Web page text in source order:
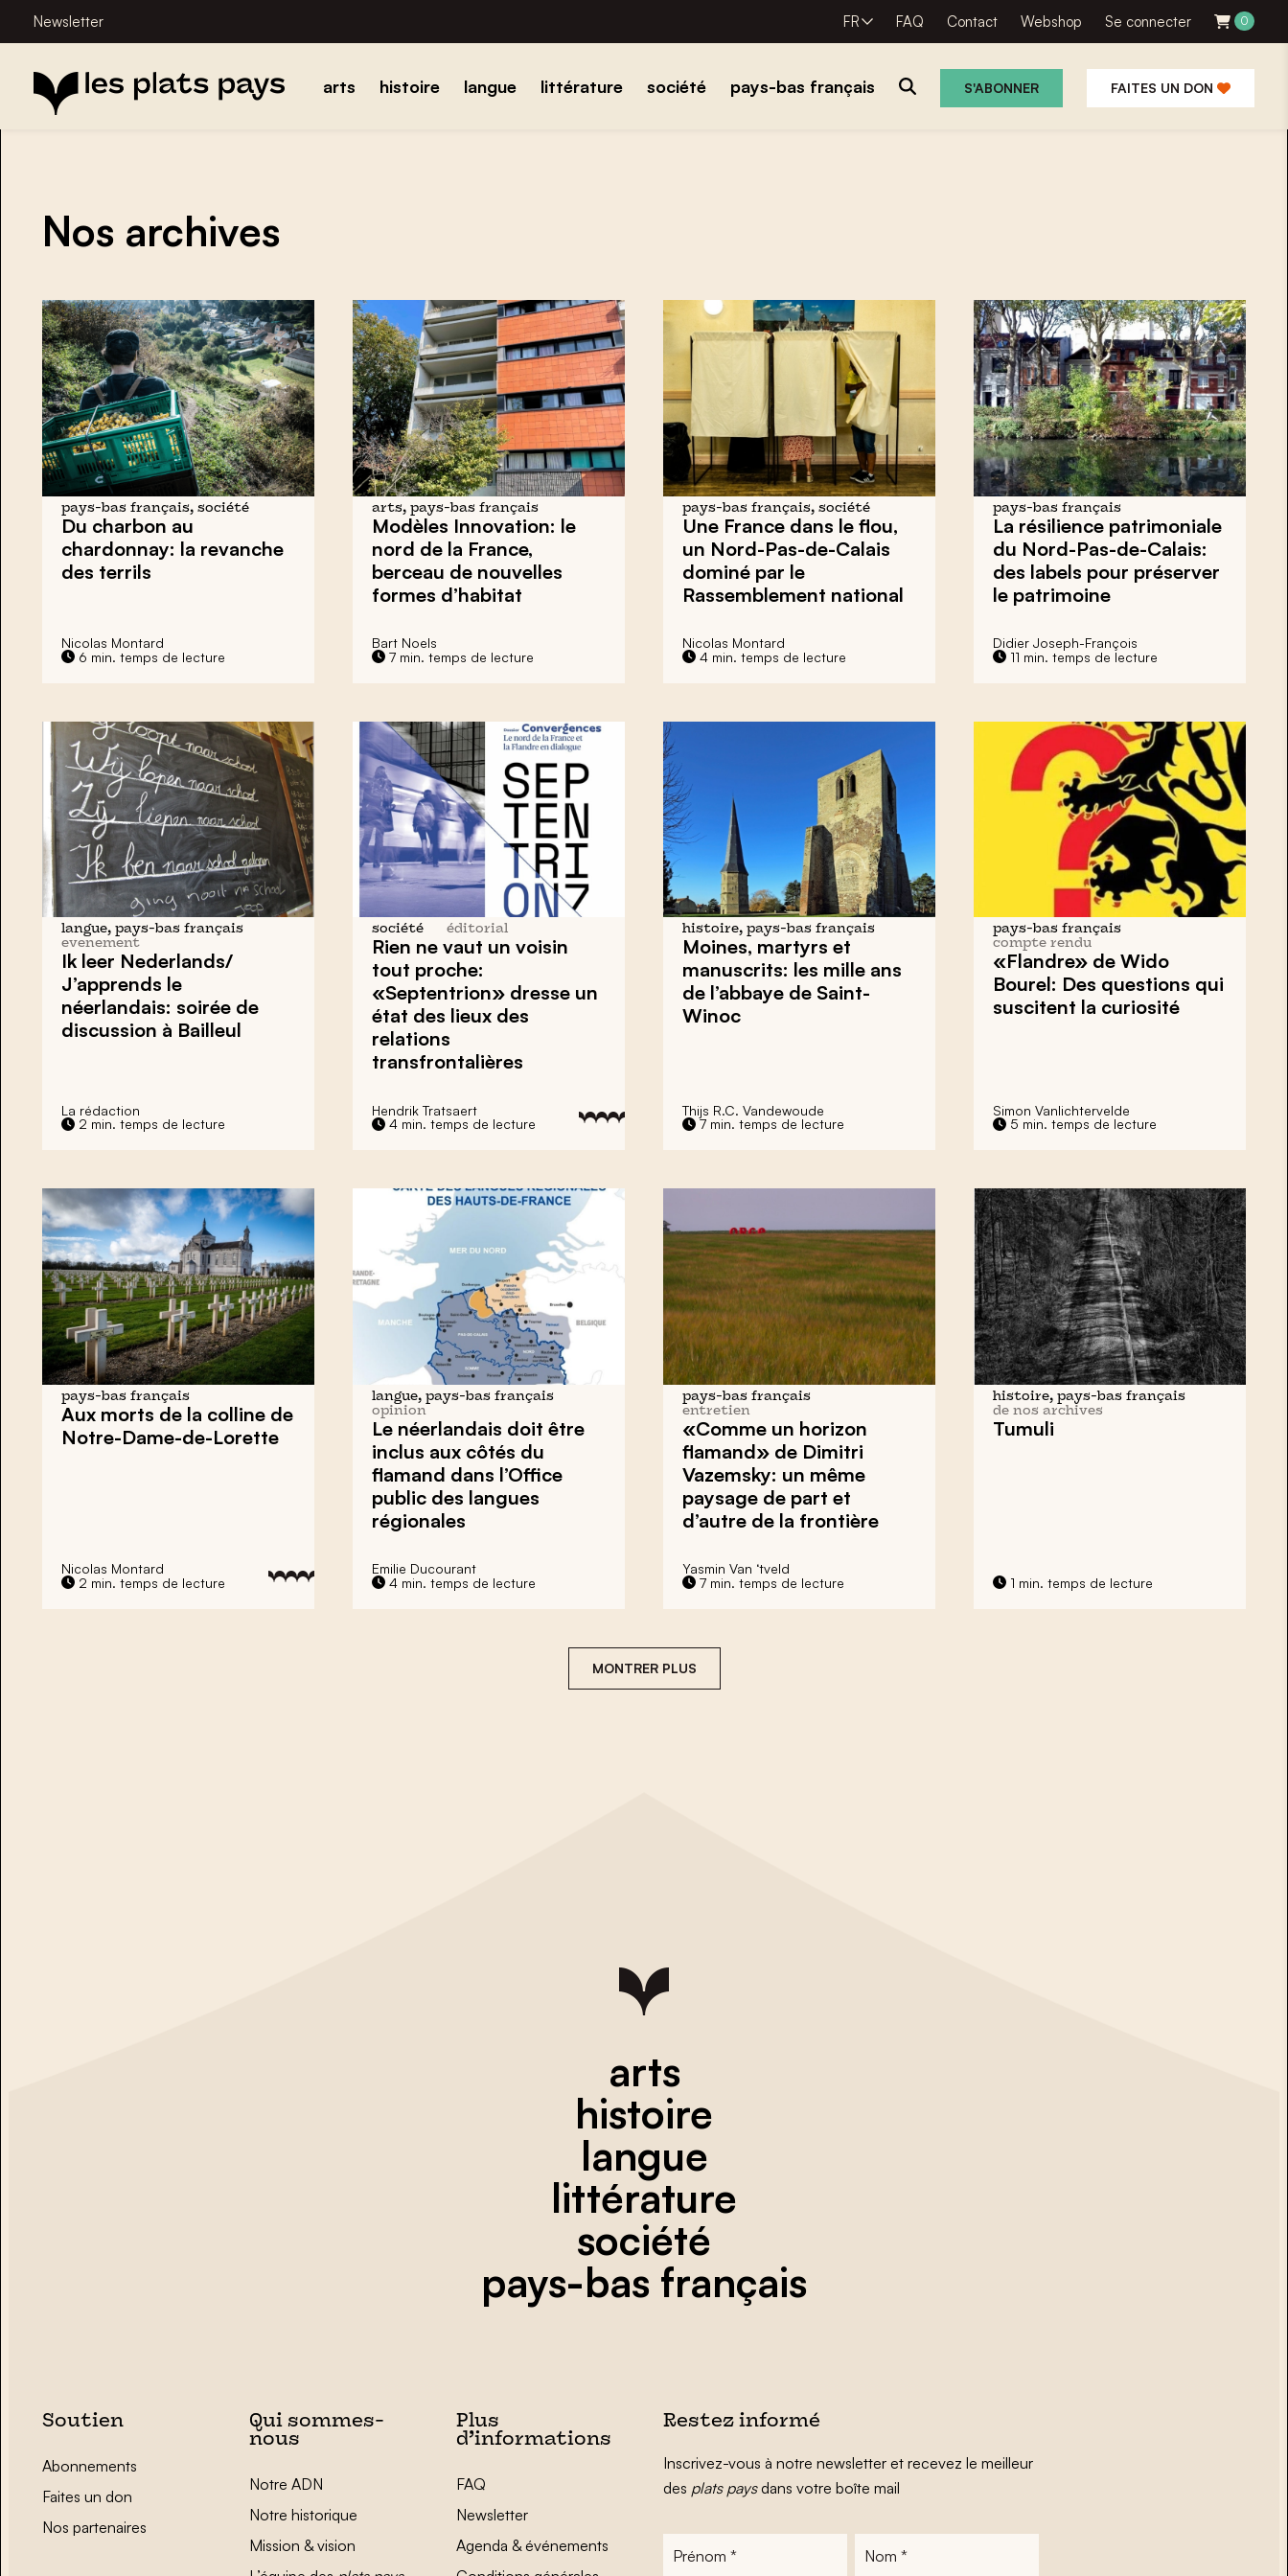
Newsletter FR FAQ Contact Webshop Se connecter 0
arts histoire langue littérature société pays-bas français S'ABONNER FAITES UN DON
Nos archives
pays-bas français, société
Du charbon au
chardonnay: la revanche
des terrils
Nicolas Montard
6 min. temps de lecture
arts, pays-bas français
Modèles Innovation: le
nord de la France,
berceau de nouvelles
formes d’habitat
Bart Noels
7 min. temps de lecture
pays-bas français, société
Une France dans le flou,
un Nord-Pas-de-Calais
dominé par le
Rassemblement national
Nicolas Montard
4 min. temps de lecture
pays-bas français
La résilience patrimoniale
du Nord-Pas-de-Calais:
des labels pour préserver
le patrimoine
Didier Joseph-François
11 min. temps de lecture
langue, pays-bas français
evenement
Ik leer Nederlands/
J’apprends le
néerlandais: soirée de
discussion à Bailleul
La rédaction
2 min. temps de lecture
société éditorial
Rien ne vaut un voisin
tout proche:
«Septentrion» dresse un
état des lieux des
relations
transfrontalières
Hendrik Tratsaert
4 min. temps de lecture
histoire, pays-bas français
Moines, martyrs et
manuscrits: les mille ans
de l’abbaye de Saint-
Winoc
Thijs R.C. Vandewoude
7 min. temps de lecture
pays-bas français
compte rendu
«Flandre» de Wido
Bourel: Des questions qui
suscitent la curiosité
Simon Vanlichtervelde
5 min. temps de lecture
pays-bas français
Aux morts de la colline de
Notre-Dame-de-Lorette
Nicolas Montard
2 min. temps de lecture
langue, pays-bas français
opinion
Le néerlandais doit être
inclus aux côtés du
flamand dans l’Office
public des langues
régionales
Emilie Ducourant
4 min. temps de lecture
pays-bas français
entretien
«Comme un horizon
flamand» de Dimitri
Vazemsky: un même
paysage de part et
d’autre de la frontière
Yasmin Van ‘tveld
7 min. temps de lecture
histoire, pays-bas français
de nos archives
Tumuli
1 min. temps de lecture
MONTRER PLUS
arts
histoire
langue
littérature
société
pays-bas français
Soutien
Abonnements
Faites un don
Nos partenaires
Qui sommes-
nous
Notre ADN
Notre historique
Mission & vision
Plus
d’informations
FAQ
Newsletter
Agenda & événements
Restez informé
Inscrivez-vous à notre newsletter et recevez le meilleur
des plats paysdans votre boîte mail